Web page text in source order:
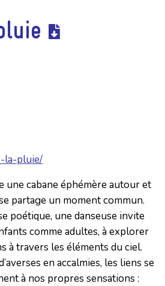
la-pluie/
une cabane éphémère autour et
partage un moment commun.
poétique, une danseuse invite
comme adultes, à explorer
à travers les éléments du ciel.
en accalmies, les liens se
à nos propres sensations :